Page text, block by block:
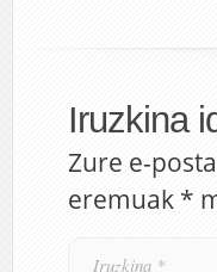
Iruzkina
Zure e-
eremuak *